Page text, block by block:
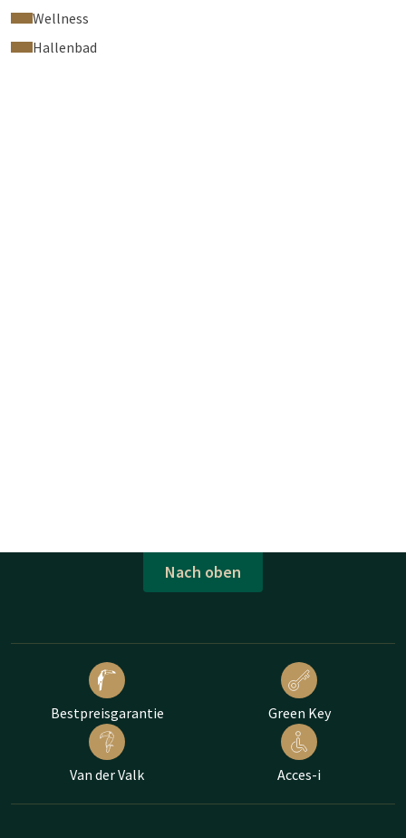
Wellness
Hallenbad
Nach oben
Bestpreisgarantie Green Key
Van der Valk Acces-i